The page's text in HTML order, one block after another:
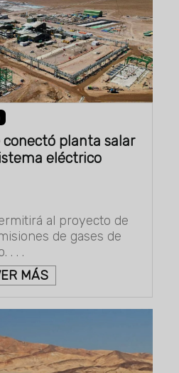
conectó planta salar
eléctrico
al proyecto de
de gases de
. . .
MÁS